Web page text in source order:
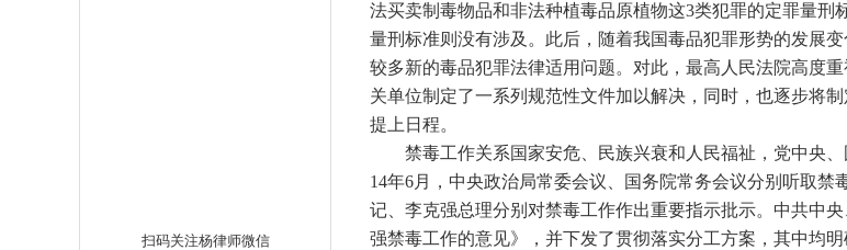
扫码关注杨律师微信
法买卖制毒物品和非法种植毒品原植物这3类犯罪的定罪量刑
量刑标准则没有涉及。此后，随着我国毒品犯罪形势的发展
较多新的毒品犯罪法律适用问题。对此，最高人民法院高度
关单位制定了一系列规范性文件加以解决，同时，也逐步将
提上日程。
禁毒工作关系国家安危、民族兴衰和人民福祉，党中央、
14年6月，中央政治局常委会议、国务院常务会议分别听取禁
记、李克强总理分别对禁毒工作作出重要指示批示。中共中
强禁毒工作的意见》，并下发了贯彻落实分工方案，其中均